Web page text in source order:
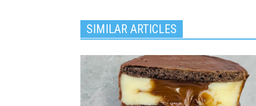
SIMILAR ARTICLES